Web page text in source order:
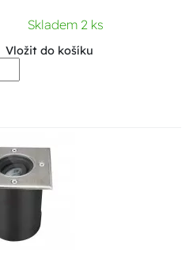
Skladem 2 ks
Vložit do košíku